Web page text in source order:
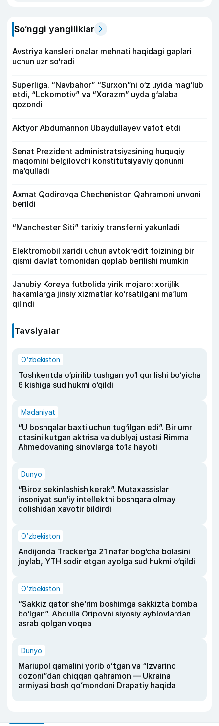
So‘nggi yangiliklar
Avstriya kansleri onalar mehnati haqidagi gaplari
uchun uzr so‘radi
Superliga. “Navbahor” “Surxon”ni o‘z uyida mag‘lub
etdi, “Lokomotiv” va “Xorazm” uyda g‘alaba
qozondi
Aktyor Abdu­mannon Ubaydullayev vafot etdi
Senat Prezident administratsiyasining huquqiy
maqomini belgilovchi konstitutsiyaviy qonunni
ma’qulladi
Axmat Qodirovga Checheniston Qahramoni unvoni
berildi
“Manchester Siti” tarixiy transferni yakunladi
Elektromobil xaridi uchun avtokredit foizining bir
qismi davlat tomonidan qoplab berilishi mumkin
Janubiy Koreya futbolida yirik mojaro: xorijlik
hakamlarga jinsiy xizmatlar ko‘rsatilgani ma’lum
qilindi
Tavsiyalar
O‘zbekiston
Toshkentda o‘pirilib tushgan yo‘l qurilishi bo‘yicha
6 kishiga sud hukmi o‘qildi
Madaniyat
“U boshqalar baxti uchun tug‘ilgan edi”. Bir umr
otasini kutgan aktrisa va dublyaj ustasi Rimma
Ahmedovaning sinovlarga to‘la hayoti
Dunyo
“Biroz sekinlashish kerak”. Mutaxassislar
insoniyat sun’iy intellektni boshqara olmay
qolishidan xavotir bildirdi
O‘zbekiston
Andijonda Tracker’ga 21 nafar bog‘cha bolasini
joylab, YTH sodir etgan ayolga sud hukmi o‘qildi
O‘zbekiston
“Sakkiz qator she’rim boshimga sakkizta bomba
bo‘lgan”. Abdulla Oripovni siyosiy ayblovlardan
asrab qolgan voqea
Dunyo
Mariupol qamalini yorib oʻtgan va “Izvarino
qozoni”dan chiqqan qahramon — Ukraina
armiyasi bosh qoʻmondoni Drapatiy haqida